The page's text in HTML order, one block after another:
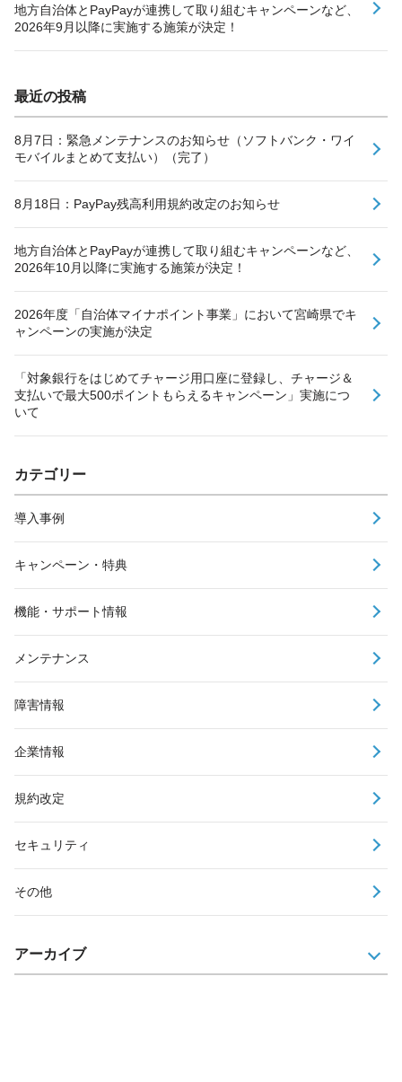
地方自治体とPayPayが連携して取り組むキャンペーンなど、
2026年9月以降に実施する施策が決定！
最近の投稿
8月7日：緊急メンテナンスのお知らせ（ソフトバンク・ワイ
モバイルまとめて支払い）（完了）
8月18日：PayPay残高利用規約改定のお知らせ
地方自治体とPayPayが連携して取り組むキャンペーンなど、
2026年10月以降に実施する施策が決定！
2026年度「自治体マイナポイント事業」において宮崎県でキ
ャンペーンの実施が決定
「対象銀行をはじめてチャージ用口座に登録し、チャージ＆
支払いで最大500ポイントもらえるキャンペーン」実施につ
いて
カテゴリー
導入事例
キャンペーン・特典
機能・サポート情報
メンテナンス
障害情報
企業情報
規約改定
セキュリティ
その他
アーカイブ